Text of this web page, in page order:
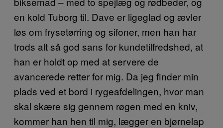
en kold Tuborg til. Dave er ligeglad og ævler
løs om frysetørring og sifoner, men han har
trods alt så god sans for kundetilfredshed, at
han er holdt op med at servere de
avancerede retter for mig. Da jeg finder min
plads ved et bord i rygeafdelingen, hvor man
skal skære sig gennem røgen med en kniv,
kommer han hen til mig, lægger en bjørnelap